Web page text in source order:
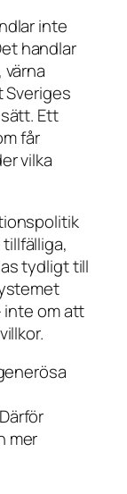
inte
handlar
Ett
får
vilka
tydligt till
inte om att
mer